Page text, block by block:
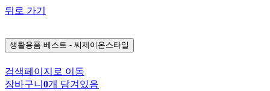
뒤로 가기
생활용품 베스트 - 씨제이온스타일
검색페이지로 이동
장바구니 0개 담겨있음